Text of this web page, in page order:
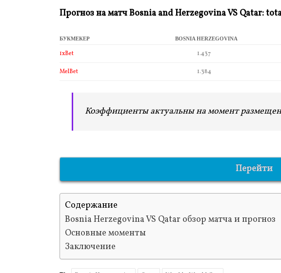
Прогноз на матч Bosnia and Herzegovina VS Qatar:
БУКМЕКЕР BOSNIA HERZEGOVINA
1xBet 1.437
MelBet 1.384
Коэффициенты актуальны на момент
Перейти
Содержание
Bosnia Herzegovina VS Qatar обзор матча и прогноз
Основные моменты
Заключение